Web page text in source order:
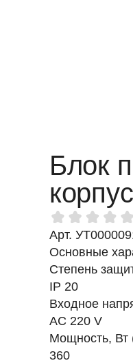
Блок
Арт.
Основные
Степень
IP 20
Входное
AC 220 V
Мощность, Вт
360